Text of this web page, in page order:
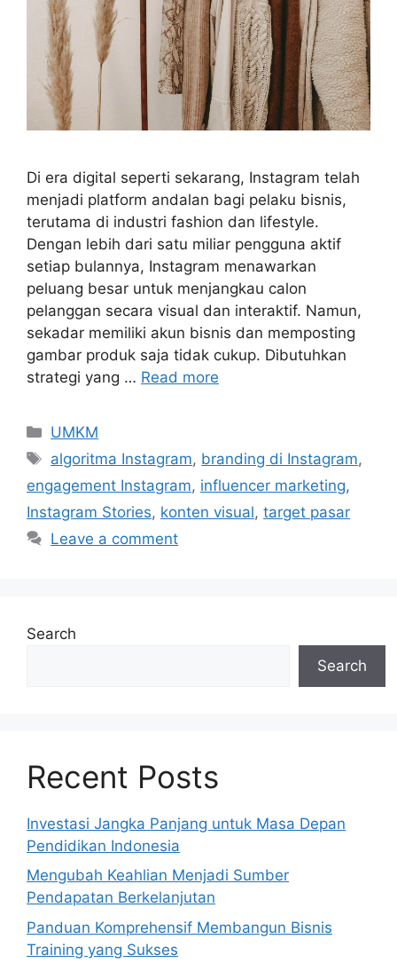
Di era digital seperti sekarang, Instagram telah
menjadi platform andalan bagi pelaku bisnis,
terutama di industri fashion dan lifestyle.
Dengan lebih dari satu miliar pengguna aktif
setiap bulannya, Instagram menawarkan
peluang besar untuk menjangkau calon
pelanggan secara visual dan interaktif. Namun,
sekadar memiliki akun bisnis dan memposting
gambar produk saja tidak cukup. Dibutuhkan
strategi yang … Read more
UMKM
algoritma Instagram, branding di Instagram,
engagement Instagram, influencer marketing,
Instagram Stories, konten visual, target pasar
Leave a comment
Search
Search
Recent Posts
Investasi Jangka Panjang untuk Masa Depan
Pendidikan Indonesia
Mengubah Keahlian Menjadi Sumber
Pendapatan Berkelanjutan
Panduan Komprehensif Membangun Bisnis
Training yang Sukses